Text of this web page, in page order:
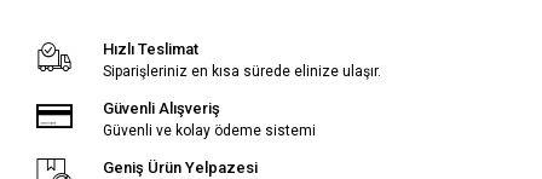
Hızlı Teslimat
Siparişleriniz en kısa sürede elinize ulaşır.
Güvenli Alışveriş
Güvenli ve kolay ödeme sistemi
Geniş Ürün Yelpazesi